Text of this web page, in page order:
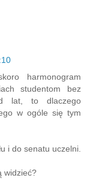
harmonogram
studentom bez
lat, to dlaczego
w ogóle się tym
i do senatu uczelni.
widzieć?